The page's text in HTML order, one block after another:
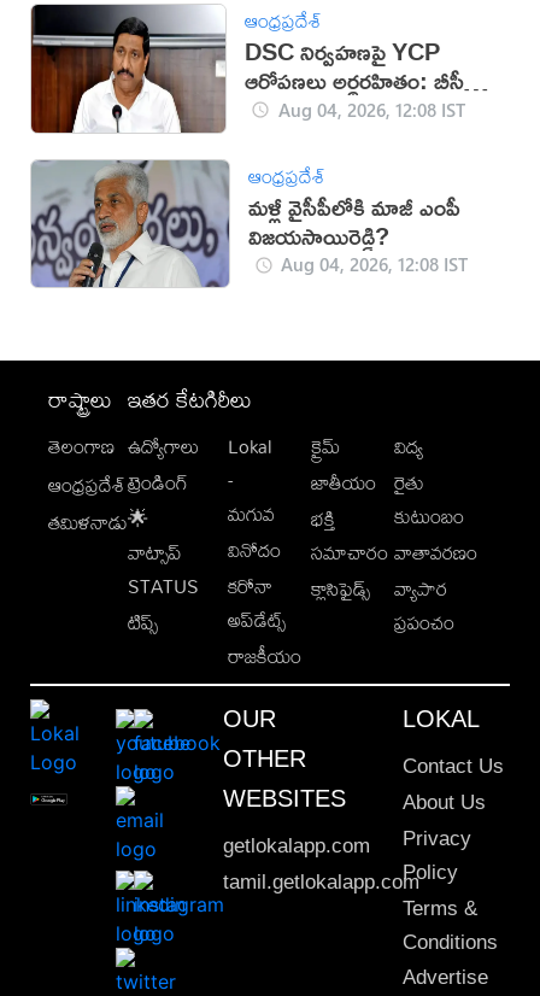
ఆంధ్రప్రదేశ్
DSC నిర్వహణపై YCP
ఆరోపణలు అర్థరహితం: బీసీ
జనార్దన్‌రెడ్డి
Aug 04, 2026, 12:08 IST
ఆంధ్రప్రదేశ్
మళ్లీ వైసీపీలోకి మాజీ ఎంపీ
విజయసాయిరెడ్డి?
Aug 04, 2026, 12:08 IST
రాష్ట్రాలు
తెలంగాణ
ఆంధ్రప్రదేశ్
తమిళనాడు
ఇతర కేటగిరీలు
ఉద్యోగాలు
ట్రెండింగ్
🌟
వాట్సాప్
STATUS
టిప్స్
Lokal
-
మగువ
వినోదం
కరోనా
అప్‌డేట్స్
రాజకీయం
క్రైమ్
జాతీయం
భక్తి
సమాచారం
క్లాసిఫైడ్స్
విద్య
రైతు
కుటుంబం
వాతావరణం
వ్యాపార
ప్రపంచం
OUR
OTHER
WEBSITES
getlokalapp.com
tamil.getlokalapp.com
LOKAL
Contact Us
About Us
Privacy
Policy
Terms &
Conditions
Advertise